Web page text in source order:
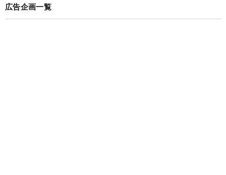
広告企画一覧